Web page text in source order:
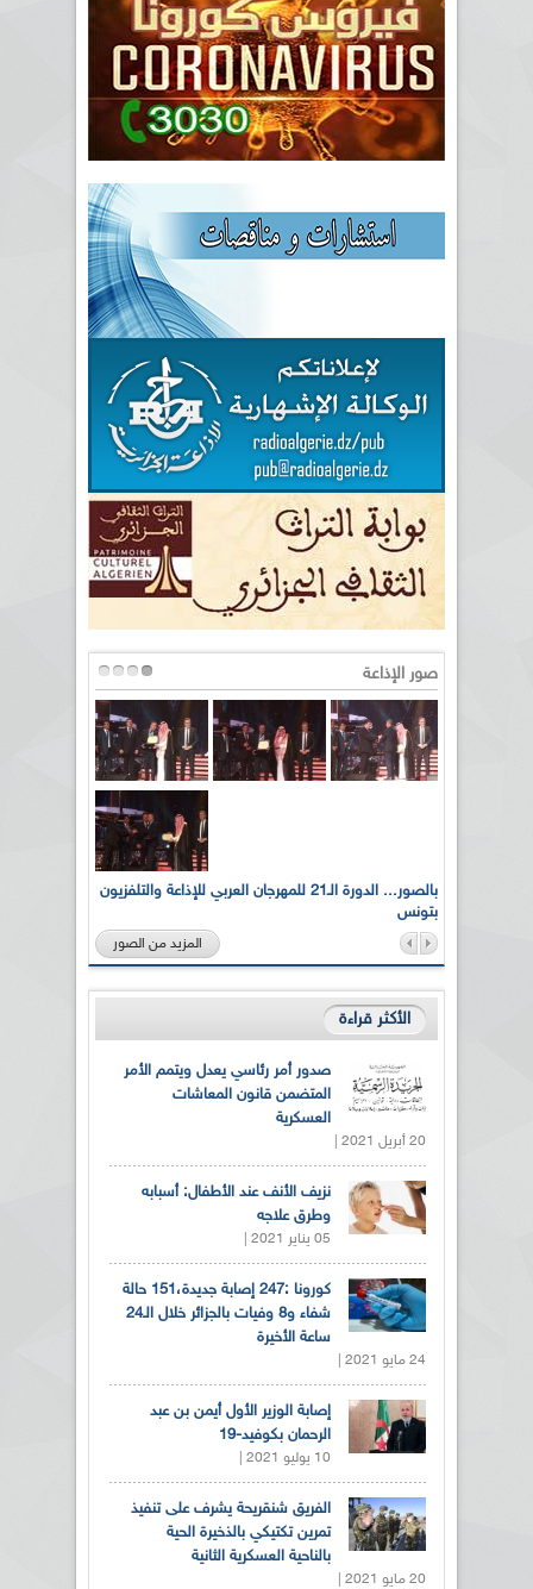
صور الإذاعة
بالصور... الدورة الـ21 للمهرجان العربي للإذاعة والتلفزيون
بتونس
المزيد من الصور
الأكثر قراءة
صدور أمر رئاسي يعدل ويتمم الأمر
المتضمن قانون المعاشات
العسكرية
20 أبريل 2021 |
نزيف الأنف عند الأطفال: أسبابه
وطرق علاجه
05 يناير 2021 |
كورونا :247 إصابة جديدة،151 حالة
شفاء و8 وفيات بالجزائر خلال الـ24
ساعة الأخيرة
24 مايو 2021 |
إصابة الوزير الأول أيمن بن عبد
الرحمان بكوفيد-19
10 يوليو 2021 |
الفريق شنقريحة يشرف على تنفيذ
تمرين تكتيكي بالذخيرة الحية
بالناحية العسكرية الثانية
20 مايو 2021 |